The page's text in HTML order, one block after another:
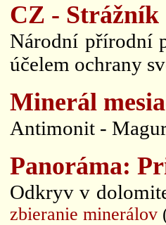
CZ - Strážník
Národní přírodní
účelem ochrany
Minerál
Antimonit -
Panoráma:
Odkryv v
zbieranie minerálov